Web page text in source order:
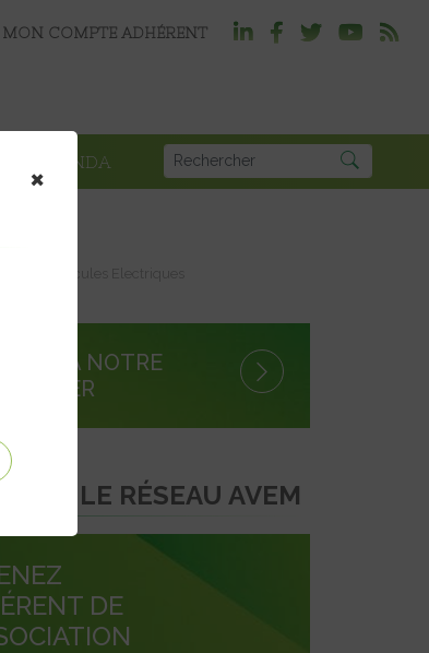
MON COMPTE ADHÉRENT
AGENDA
À NOTRE
LE RÉSEAU AVEM
DE
×